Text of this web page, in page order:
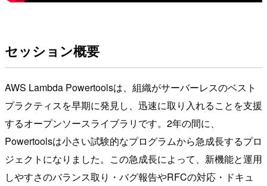
セッション概要
AWS Lambda Powertoolsは、組織がサーバーレスのベスト
プラクティスを早期に発見し、迅速に取り入れることを支援
するオープンソースライブラリです。2年の間に、
Powertoolsは小さい試験的なプログラムから急成長するプロ
ジェクトになりました。この急成長によって、新機能と運用
しやすさのバランス取り・バグ報告やRFCの対応・ドキュ